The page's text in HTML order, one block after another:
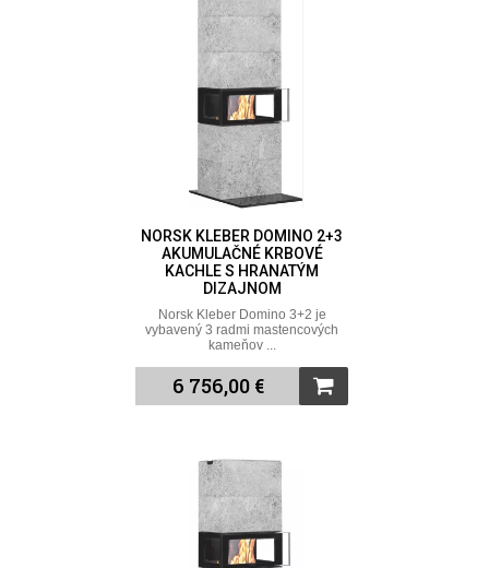
NORSK KLEBER DOMINO 2+3
AKUMULAČNÉ KRBOVÉ
KACHLE S HRANATÝM
DIZAJNOM
Norsk Kleber Domino 3+2 je
vybavený 3 radmi mastencových
kameňov ...
6 756,00 €